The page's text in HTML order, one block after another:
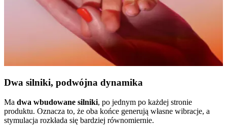
Dwa silniki, podwójna dynamika
Ma dwa wbudowane silniki, po jednym po każdej stronie
produktu. Oznacza to, że oba końce generują własne wibracje, a
stymulacja rozkłada się bardziej równomiernie.